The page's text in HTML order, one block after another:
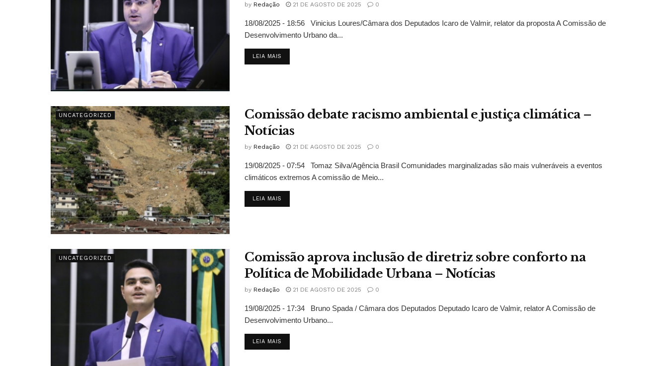
by Redação 21 DE AGOSTO DE 2025 0
18/08/2025 - 18:56 Vinicius Loures/Câmara dos Deputados Icaro de Valmir, relator da proposta A Comissão de
Desenvolvimento Urbano da...
LEIA MAIS
UNCATEGORIZED
Comissão debate racismo ambiental e justiça climática –
Notícias
by Redação 21 DE AGOSTO DE 2025 0
19/08/2025 - 07:54 Tomaz Silva/Agência Brasil Comunidades marginalizadas são mais vulneráveis a eventos
climáticos extremos A comissão de Meio...
LEIA MAIS
UNCATEGORIZED
Comissão aprova inclusão de diretriz sobre conforto na
Política de Mobilidade Urbana – Notícias
by Redação 21 DE AGOSTO DE 2025 0
19/08/2025 - 17:34 Bruno Spada / Câmara dos Deputados Deputado Icaro de Valmir, relator A Comissão de
Desenvolvimento Urbano...
LEIA MAIS